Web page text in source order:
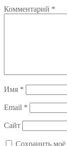
Комментарий *
Имя *
Email *
Сайт
Сохранить моё